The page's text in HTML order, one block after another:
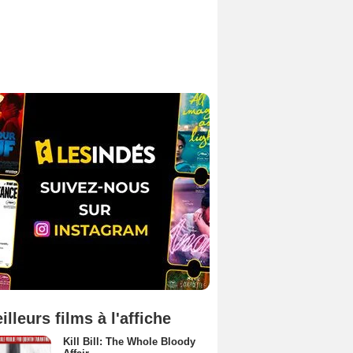
films à l'affiche
Kill Bill: The Whole Bloody